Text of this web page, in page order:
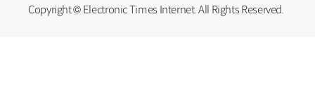
Copyright © Electronic Times Internet. All Rights Reserved.